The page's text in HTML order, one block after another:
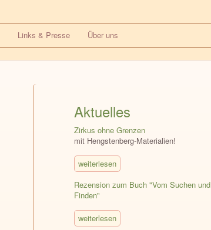
Links & Presse Über uns
Aktuelles
Zirkus ohne Grenzen
mit Hengstenberg-Materialien!
weiterlesen
Rezension zum Buch "Vom Suchen und
Finden"
weiterlesen